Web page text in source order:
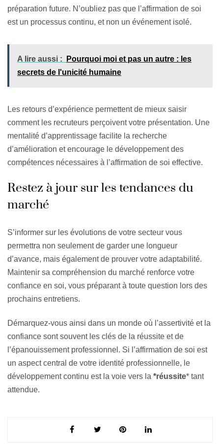
préparation future. N’oubliez pas que l’affirmation de soi
est un processus continu, et non un événement isolé.
A lire aussi :
Pourquoi moi et pas un autre : les
secrets de l'unicité humaine
Les retours d’expérience permettent de mieux saisir
comment les recruteurs perçoivent votre présentation. Une
mentalité d’apprentissage facilite la recherche
d’amélioration et encourage le développement des
compétences nécessaires à l’affirmation de soi effective.
Restez à jour sur les tendances du
marché
S’informer sur les évolutions de votre secteur vous
permettra non seulement de garder une longueur
d’avance, mais également de prouver votre adaptabilité.
Maintenir sa compréhension du marché renforce votre
confiance en soi, vous préparant à toute question lors des
prochains entretiens.
Démarquez-vous ainsi dans un monde où l’assertivité et la
confiance sont souvent les clés de la réussite et de
l’épanouissement professionnel. Si l’affirmation de soi est
un aspect central de votre identité professionnelle, le
développement continu est la voie vers la *réussite* tant
attendue.